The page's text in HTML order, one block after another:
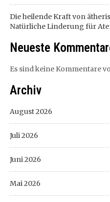
Die heilende Kraft von
Natürliche Linderung für
Neueste
Es sind keine Kommentare
Archiv
August 2026
Juli 2026
Juni 2026
Mai 2026